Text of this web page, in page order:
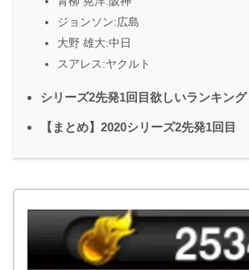
ジョンソン:広島
大野 雄大:中日
スアレス:ヤクルト
シリーズ2先発1回目欲しいランキング
【まとめ】2020シリーズ2先発1回目